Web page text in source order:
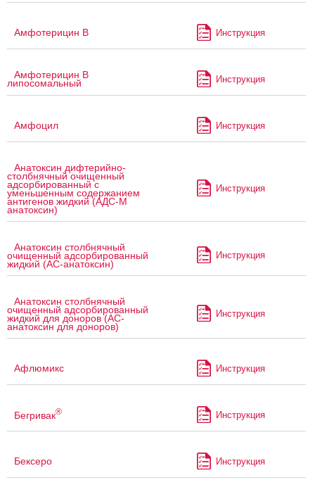
Амфотерицин В Инструкция
Амфотерицин В
липосомальный Инструкция
Амфоцил Инструкция
Анатоксин дифтерийно-
столбнячный очищенный
адсорбированный с
уменьшенным содержанием
антигенов жидкий (АДС-М
анатоксин)
Инструкция
Анатоксин столбнячный
очищенный адсорбированный
жидкий (АС-анатоксин)
Инструкция
Анатоксин столбнячный
очищенный адсорбированный
жидкий для доноров (АС-
анатоксин для доноров)
Инструкция
Афлюмикс Инструкция
Бегривак® Инструкция
Бексеро Инструкция